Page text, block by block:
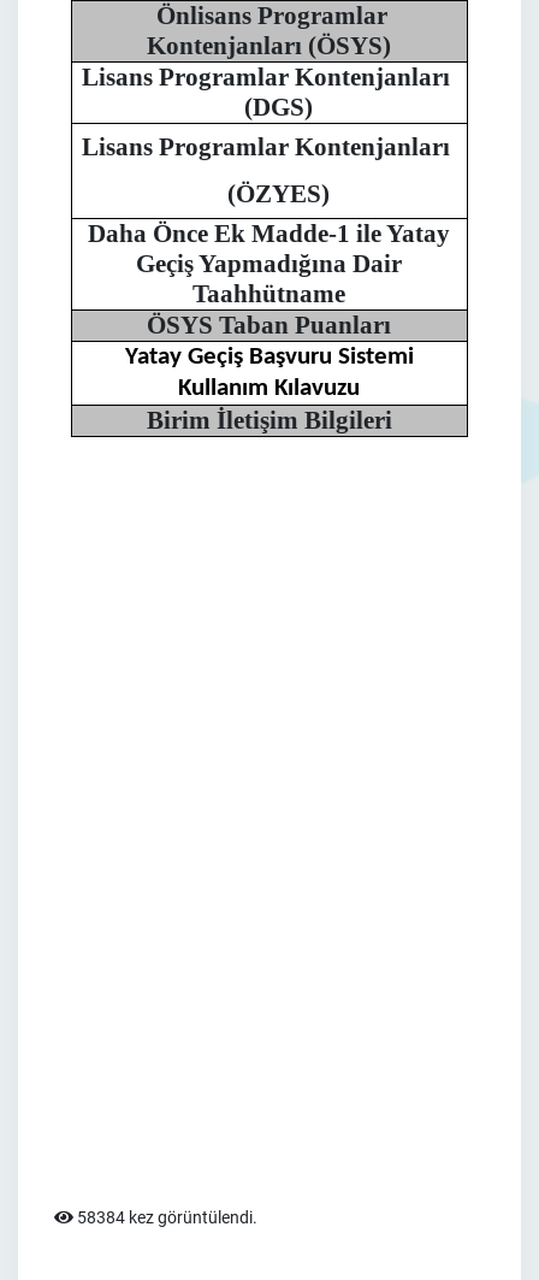
Önlisans Programlar
Kontenjanları (ÖSYS)
Lisans Programlar Kontenjanları
(DGS)
Lisans Programlar Kontenjanları
(ÖZYES)
Daha Önce Ek Madde-1 ile Yatay
Geçiş Yapmadığına Dair
Taahhütname
ÖSYS Taban Puanları
Yatay Geçiş Başvuru Sistemi
Kullanım Kılavuzu
Birim İletişim Bilgileri
58384 kez görüntülendi.